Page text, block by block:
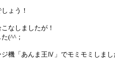
う！
なしましたが！
(^^；
機「あんま王Ⅳ」でモミモミしまし